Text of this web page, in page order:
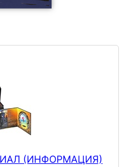
(ИНФОРМАЦИЯ)